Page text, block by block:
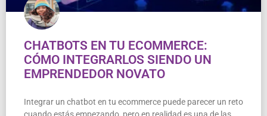
CHATBOTS EN TU ECOMMERCE:
CÓMO INTEGRARLOS SIENDO UN
EMPRENDEDOR NOVATO
Integrar un chatbot en tu ecommerce puede parecer un reto
cuando estás empezando, pero en realidad es una de las